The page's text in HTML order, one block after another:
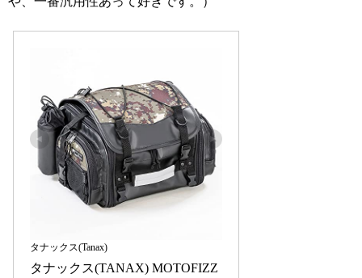
タナックス(Tanax)
タナックス(TANAX) MOTOFIZZ